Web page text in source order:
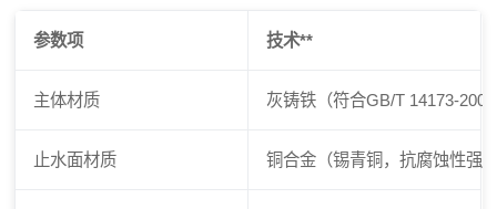
参数项 技术**
主体材质 灰铸铁（符合GB/T 14173-
止水面材质 铜合金（锡青铜，抗腐蚀性强